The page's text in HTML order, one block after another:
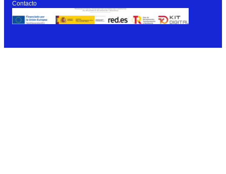
Contacto